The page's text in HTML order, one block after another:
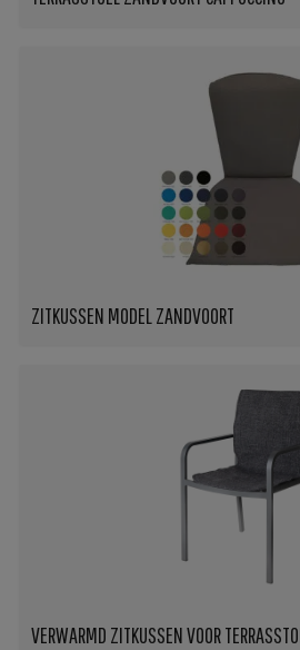
ZITKUSSEN MODEL ZANDVOORT
VERWARMD ZITKUSSEN VOOR